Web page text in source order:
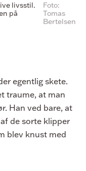
livsstil.
på
Foto:
Tomas
Bertelsen
egentlig skete.
traume, at man
Han ved bare, at
de sorte klipper
blev knust med